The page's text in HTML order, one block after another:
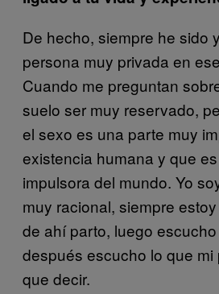
De hecho, siempre he sido
persona muy privada en
Cuando me preguntan
suelo ser muy reservado,
el sexo es una parte muy
existencia humana y que
impulsora del mundo. Yo
muy racional, siempre
de ahí parto, luego
después escucho lo que mi
que decir.